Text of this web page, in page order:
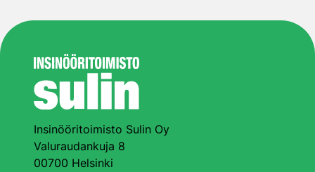
Insinööritoimisto Sulin Oy
Valuraudankuja 8
00700 Helsinki